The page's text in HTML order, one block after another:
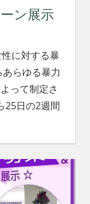
ン展示
に対する暴
らゆる暴力
って制定さ
25日の2週間